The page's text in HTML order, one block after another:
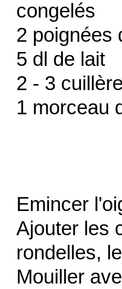
congelés
2 poignées
5 dl de lait
2 - 3
1 morceau
Emincer
Ajouter les
rondelles,
Mouiller